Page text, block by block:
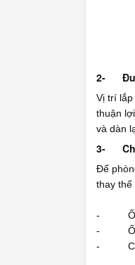
2-
Vị trí
thuận
và dàn
3-
Để
thay thế
- Ống
- Ống
- CB